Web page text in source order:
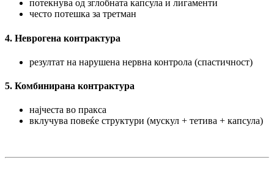
потекнува од зглобната капсула и лигаменти
често потешка за третман
4. Неврогена контрактура
резултат на нарушена нервна контрола (спастичност)
5. Комбинирана контрактура
најчеста во пракса
вклучува повеќе структури (мускул + тетива + капсула)